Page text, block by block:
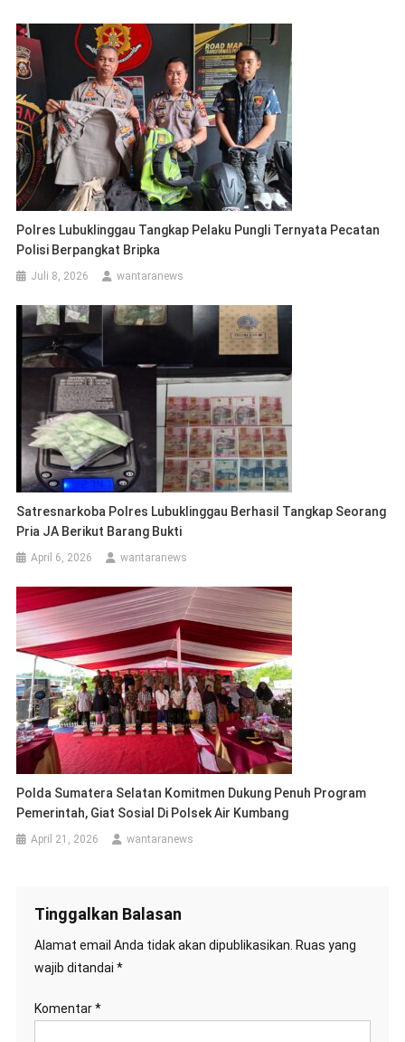
Polres Lubuklinggau Tangkap Pelaku Pungli Ternyata Pecatan
Polisi Berpangkat Bripka
Juli 8, 2026 wantaranews
Satresnarkoba Polres Lubuklinggau Berhasil Tangkap Seorang
Pria JA Berikut Barang Bukti
April 6, 2026 wantaranews
Polda Sumatera Selatan Komitmen Dukung Penuh Program
Pemerintah, Giat Sosial Di Polsek Air Kumbang
April 21, 2026 wantaranews
Tinggalkan Balasan
Alamat email Anda tidak akan dipublikasikan. Ruas yang
wajib ditandai *
Komentar*